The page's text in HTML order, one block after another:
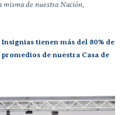
de nuestra Nación,
tienen más del 80% de
de nuestra Casa de